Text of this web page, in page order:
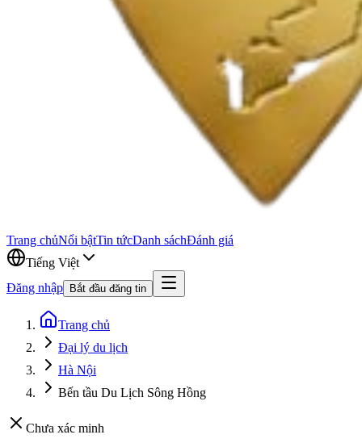
Trang chủNổi bậtTin tứcDanh sáchĐánh giá
Tiếng Việt
Đăng nhập
Bắt đầu đăng tin
Trang chủ
Đại lý du lịch
Hà Nội
Bến tầu Du Lịch Sông Hồng
Chưa xác minh